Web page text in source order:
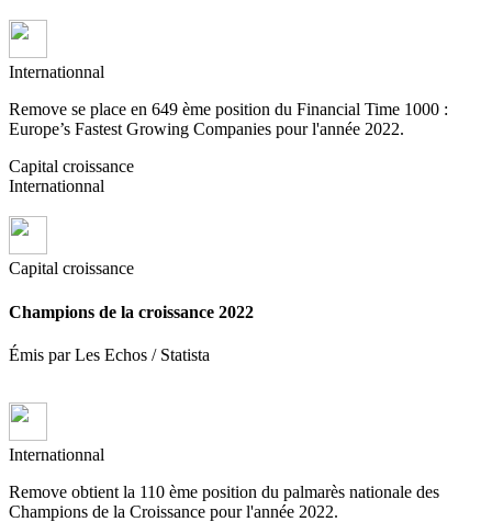
Internationnal
Remove se place en 649 ème position du Financial Time 1000 :
Europe’s Fastest Growing Companies pour l'année 2022.
Capital croissance
Internationnal
Capital croissance
Champions de la croissance 2022
Émis par Les Echos / Statista
Internationnal
Remove obtient la 110 ème position du palmarès nationale des
Champions de la Croissance pour l'année 2022.